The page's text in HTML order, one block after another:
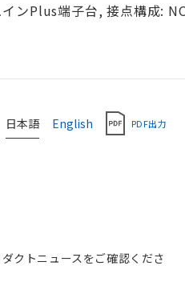
ンPlus端子台, 接点構成:
日本語 English PDF出力
クトニュースをご確認くださ